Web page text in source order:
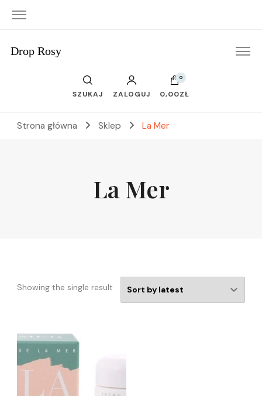
Drop Rosy
SZUKAJ ZALOGUJ
0
0,00ZŁ
Strona główna Sklep La Mer
La Mer
Showing the single result